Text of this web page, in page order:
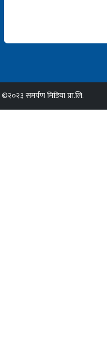
©२०२३ समर्पण मिडिया प्रा.लि.